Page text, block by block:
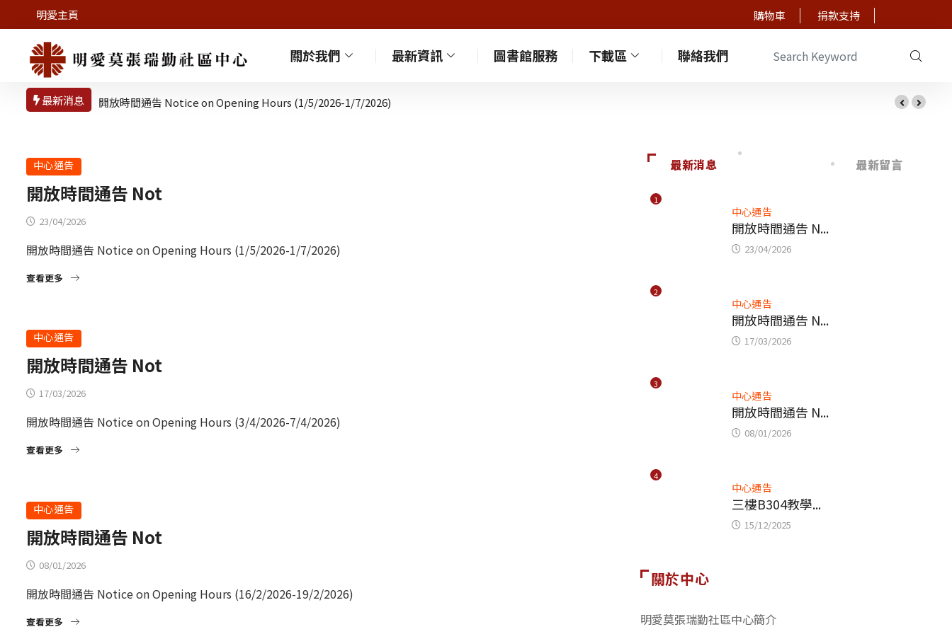
明愛主頁 購物車 捐款支持
關於我們 最新資訊 圖書館服務 下載區 聯絡我們
最新消息 開放時間通告 Notice on Opening Hours (1/5/2026-1/7/2026)
中心通告
開放時間通告 Not
23/04/2026
開放時間通告 Notice on Opening Hours (1/5/2026-1/7/2026)
查看更多
中心通告
開放時間通告 Not
17/03/2026
開放時間通告 Notice on Opening Hours (3/4/2026-7/4/2026)
查看更多
中心通告
開放時間通告 Not
08/01/2026
開放時間通告 Notice on Opening Hours (16/2/2026-19/2/2026)
查看更多
最新消息 最新留言
1
中心通告
開放時間通告 N...
23/04/2026
2
中心通告
開放時間通告 N...
17/03/2026
3
中心通告
開放時間通告 N...
08/01/2026
4
中心通告
三樓B304教學...
15/12/2025
關於中心
明愛莫張瑞勤社區中心簡介